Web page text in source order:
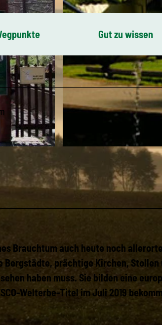
© Altsächsischer Gasthof Kleines Vorwerk
Gut zu wissen
Brauchtum auch heute noch
Bergstädte, prächtige Kirchen, Stollen
haben muss. Sie bilden eine
Welterbe-Titel im Juli 2019